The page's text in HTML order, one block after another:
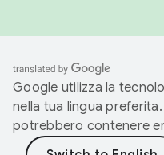
Google utilizza la
nella tua lingua
potrebbero contenere